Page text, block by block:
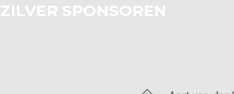
ZILVER SPONSOREN